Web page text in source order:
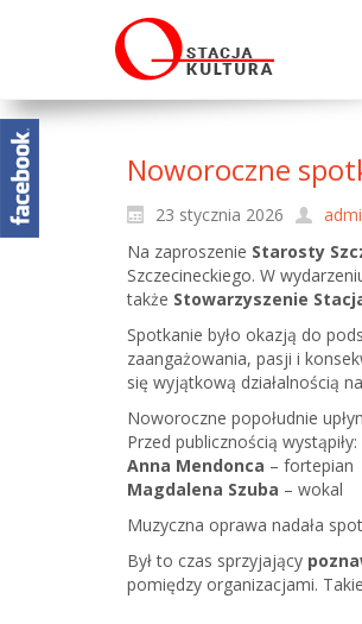
Noworoczne
23 stycznia 2026
Na zaproszenie Starosty
Szczecineckiego. W
także Stowarzyszenie
Spotkanie było okazją do
zaangażowania, pasji i
się wyjątkową działalnością
Noworoczne popołudnie
Przed publicznością wystąpiły:
Anna Mendonca – fortepian
Magdalena Szuba – wokal
Muzyczna oprawa nadała
Był to czas sprzyjający
pomiędzy organizacjami.